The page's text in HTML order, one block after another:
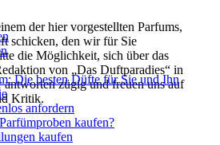
Die besten Düfte für Sie und Ihn
anfordern
kaufen?
kaufen
der hier vorgestellten Parfums,
schicken, den wir für Sie
die Möglichkeit, sich über das
von „Das Duftparadies“ in
zügig und freuen uns auf
Kritik.